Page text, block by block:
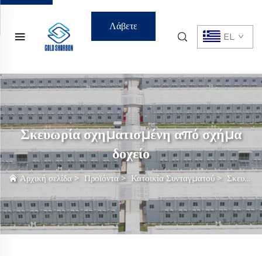
Λάβετε
EL
Σκευωρία σχηματισμένη από σχήμα
δοχείο
Αρχική σελίδα> Προϊόντα> Κατοικία Συνταγματού> Σκευωρία σχηματισμένη από σχήμα δοχείο